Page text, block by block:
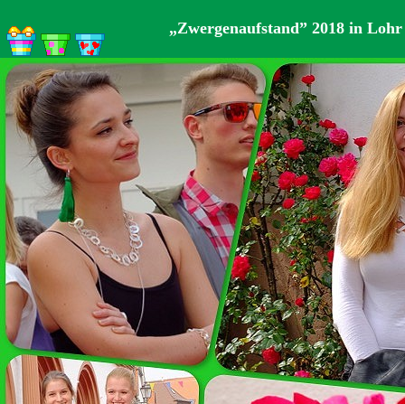
„Zwergenaufstand” 2018 in